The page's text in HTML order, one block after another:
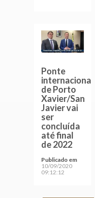
Ponte
internacional
de Porto
Xavier/San
Javier vai
ser
concluída
até final
de 2022
Publicado em
10/09/2020
09:12:12